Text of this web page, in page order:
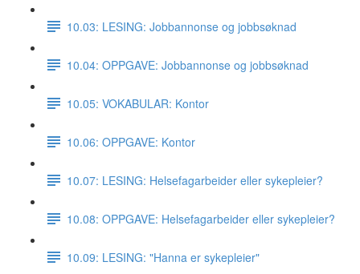
10.03: LESING: Jobbannonse og jobbsøknad
10.04: OPPGAVE: Jobbannonse og jobbsøknad
10.05: VOKABULAR: Kontor
10.06: OPPGAVE: Kontor
10.07: LESING: Helsefagarbeider eller sykepleier?
10.08: OPPGAVE: Helsefagarbeider eller sykepleier?
10.09: LESING: "Hanna er sykepleier"